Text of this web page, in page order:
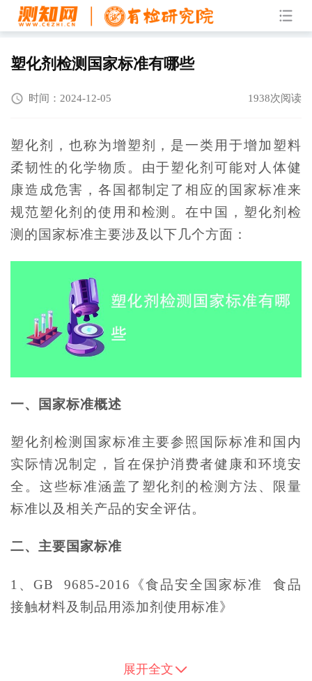
塑化剂检测国家标准有哪些
时间：2024-12-05 1938次阅读
塑化剂，也称为增塑剂，是一类用于增加塑料
柔韧性的化学物质。由于塑化剂可能对人体健
康造成危害，各国都制定了相应的国家标准来
规范塑化剂的使用和检测。在中国，塑化剂检
测的国家标准主要涉及以下几个方面：
一、国家标准概述
塑化剂检测国家标准主要参照国际标准和国内
实际情况制定，旨在保护消费者健康和环境安
全。这些标准涵盖了塑化剂的检测方法、限量
标准以及相关产品的安全评估。
二、主要国家标准
1、GB 9685-2016《食品安全国家标准 食品
接触材料及制品用添加剂使用标准》
的添加剂品种、使用范围、最大使用量、特定
展开全文